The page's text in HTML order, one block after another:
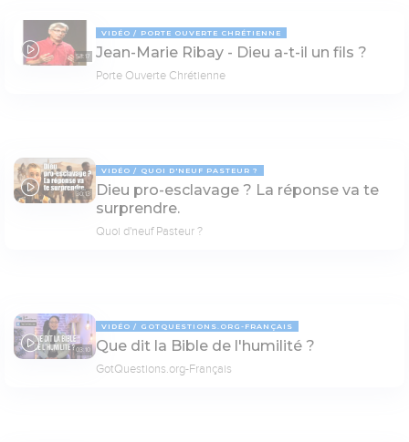
53:17
VIDÉO PORTE OUVERTE CHRÉTIENNE
Jean-Marie Ribay - Dieu a-t-il un fils ?
Porte Ouverte Chrétienne
30:13
VIDÉO QUOI D'NEUF PASTEUR ?
Dieu pro-esclavage ? La réponse va te
surprendre.
Quoi d'neuf Pasteur ?
03:10
VIDÉO GOTQUESTIONS.ORG-FRANÇAIS
Que dit la Bible de l'humilité ?
GotQuestions.org-Français